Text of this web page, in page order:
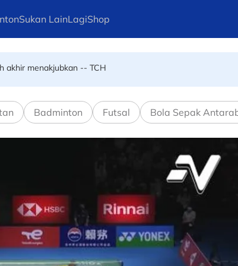
Sukan LainLagiShop
akhir menakjubkan -- TCH
meriah meski dianjur secara berjimat
Badminton Futsal Bola Sepak